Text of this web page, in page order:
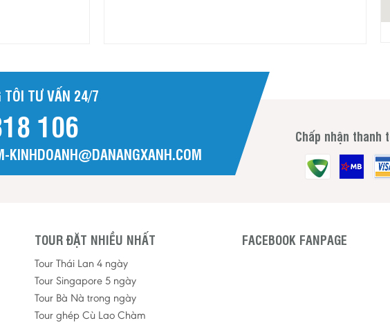
TÔI TƯ VẤN 24/7
106
KINHDOANH@DANANGXANH.COM
Chấp nhận thanh
TOUR ĐẶT NHIỀU NHẤT
Tour Thái Lan 4 ngày
Tour Singapore 5 ngày
Tour Bà Nà trong ngày
Tour ghép Cù Lao Chàm
FACEBOOK FANPAGE